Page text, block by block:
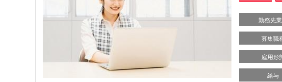
勤務先
募集職
雇用形
給与